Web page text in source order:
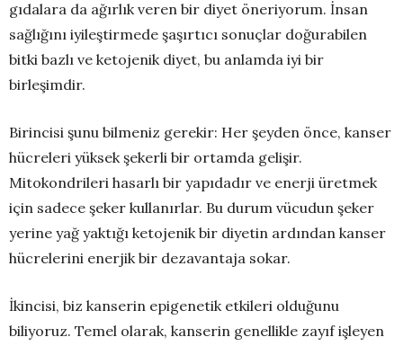
gıdalara da ağırlık veren bir diyet öneriyorum. İnsan
sağlığını iyileştirmede şaşırtıcı sonuçlar doğurabilen
bitki bazlı ve ketojenik diyet, bu anlamda iyi bir
birleşimdir.
Birincisi şunu bilmeniz gerekir: Her şeyden önce, kanser
hücreleri yüksek şekerli bir ortamda gelişir.
Mitokondrileri hasarlı bir yapıdadır ve enerji üretmek
için sadece şeker kullanırlar. Bu durum vücudun şeker
yerine yağ yaktığı ketojenik bir diyetin ardından kanser
hücrelerini enerjik bir dezavantaja sokar.
İkincisi, biz kanserin epigenetik etkileri olduğunu
biliyoruz. Temel olarak, kanserin genellikle zayıf işleyen